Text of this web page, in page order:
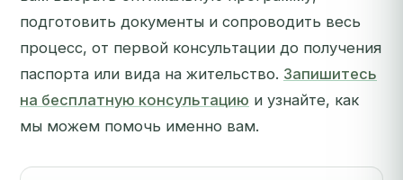
подготовить документы и сопроводить весь
процесс, от первой консультации до получения
паспорта или вида на жительство. Запишитесь
на бесплатную консультацию и узнайте, как
мы можем помочь именно вам.